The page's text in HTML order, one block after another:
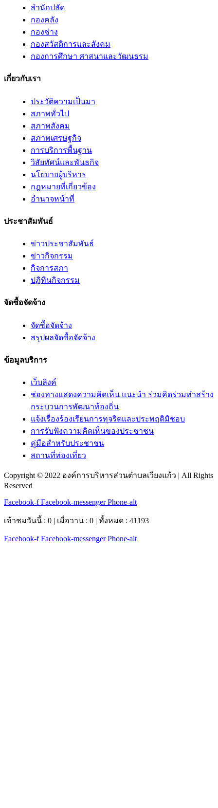
สำนักปลัด
กองคลัง
กองช่าง
กองสวัสดิการและสังคม
กองการศึกษา ศาสนาและวัฒนธรม
เกี่ยวกับเรา
ประวัติความเป็นมา
สภาพทั่วไป
สภาพสังคม
สภาพเศรษฐกิจ
การบริการพื้นฐาน
วิสัยทัศน์และพันธกิจ
นโยบายผู้บริหาร
กฎหมายที่เกี่ยวข้อง
อํานาจหน้าที่
ประชาสัมพันธ์
ข่าวประชาสัมพันธ์
ข่าวกิจกรรม
กิจการสภา
ปฏิทินกิจกรรม
จัดซื้อจัดจ้าง
จัดซื้อจัดจ้าง
สรุปผลจัดซื้อจัดจ้าง
ข้อมูลบริการ
เว็บลิงค์
ช่องทางแสดงความคิดเห็น แนะนำ ร่วมคิดร่วมทำสร้าง
กระบวนการพัฒนาท้องถิ่น
แจ้งเรื่องร้องเรียนการทุจริตและประพฤติมิชอบ
การรับฟังความคิดเห็นของประชาชน
คู่มือสำหรับประชาชน
สถานที่ท่องเที่ยว
Copyright © 2022 องค์การบริหารส่วนตำบลเวียงแก้ว | All Rights
Reserved
Facebook-f Facebook-messenger Phone-alt
เข้าชมวันนี้ : 0 | เมื่อวาน : 0 | ทั้งหมด : 41193
Facebook-f Facebook-messenger Phone-alt